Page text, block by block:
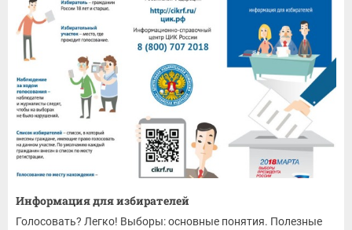
Информация для избирателей
Голосовать? Легко! Выборы: основные понятия. Полезные